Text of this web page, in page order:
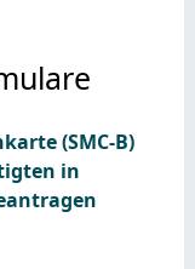
(SMC-B)
in